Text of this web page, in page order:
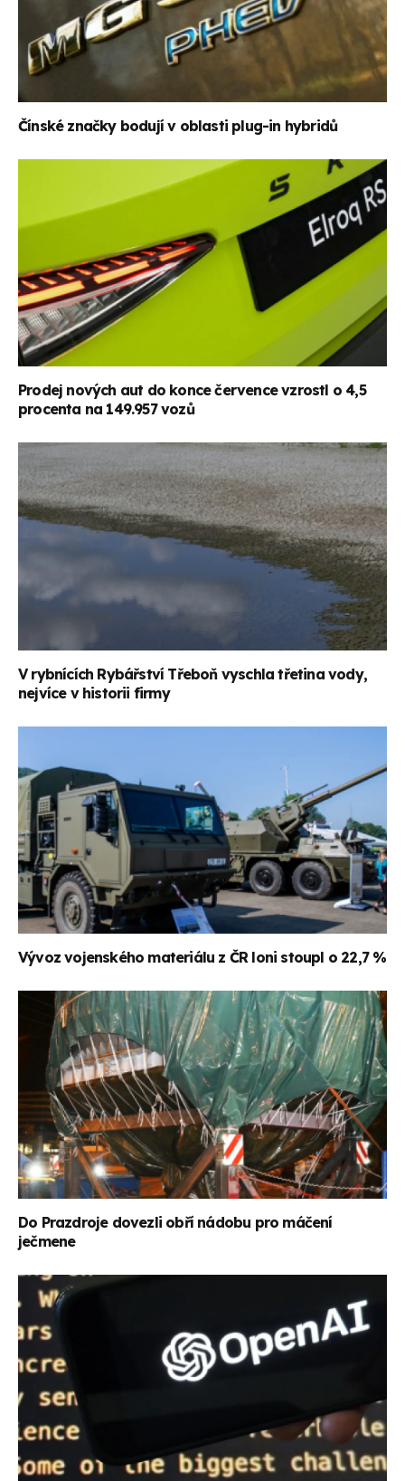
Čínské značky bodují v oblasti plug-in hybridů
Prodej nových aut do konce července vzrostl o 4,5
procenta na 149.957 vozů
V rybnících Rybářství Třeboň vyschla třetina vody,
nejvíce v historii firmy
Vývoz vojenského materiálu z ČR loni stoupl o 22,7 %
Do Prazdroje dovezli obří nádobu pro máčení
ječmene